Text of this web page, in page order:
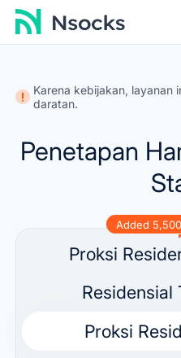
Karena kebijakan, layanan
daratan.
Penetapan
Added
Proksi
Residensial
Proksi